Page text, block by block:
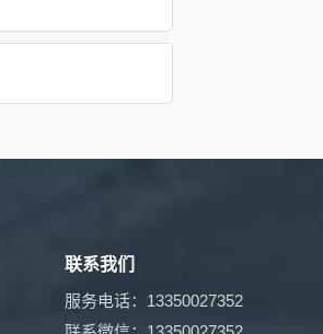
联系我们
服务电话：13350027352